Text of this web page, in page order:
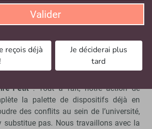
observés et remonter des alertes
des propositions de solution pour
avec d’autres acteurs de
Petit: Tout à fait, notre action de
la palette de dispositifs déjà en
des conflits au sein de l’université,
substitue pas. Nous travaillons avec la
Valider
reçois déjà
!
Je déciderai plus
tard